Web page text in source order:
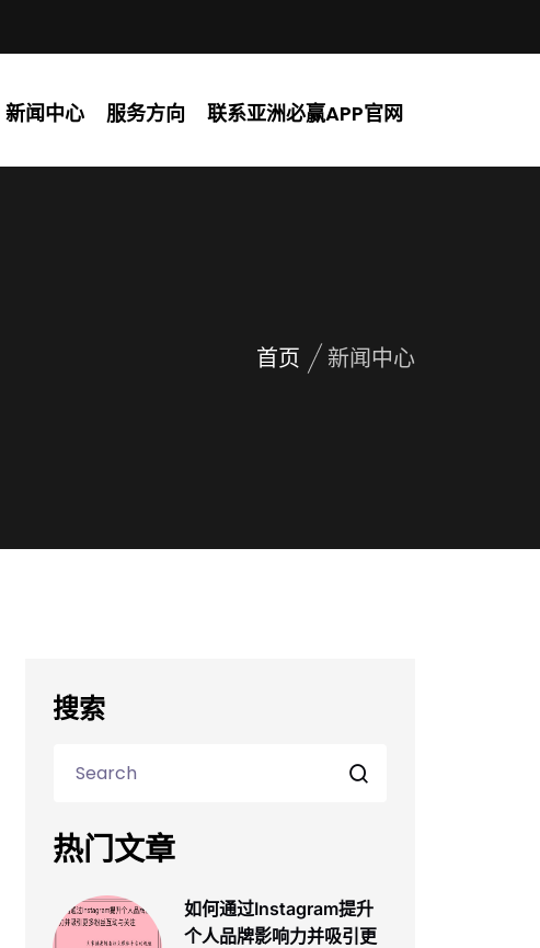
新闻中心 服务方向 联系亚洲必赢APP官网
首页 新闻中心
搜索
热门文章
如何通过Instagram提升
个人品牌影响力并吸引更